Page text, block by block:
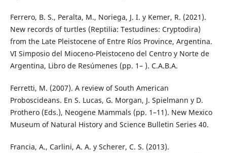
Ferrero, B. S., Peralta, M., Noriega, J. I. y Kemer, R. (2021).
New records of turtles (Reptilia: Testudines: Cryptodira)
from the Late Pleistocene of Entre Ríos Province, Argentina.
VI Simposio del Mioceno-Pleistoceno del Centro y Norte de
Argentina, Libro de Resúmenes (pp. 1– ). C.A.B.A.
Ferretti, M. (2007). A review of South American
Proboscideans. En S. Lucas, G. Morgan, J. Spielmann y D.
Prothero (Eds.), Neogene Mammals (pp. 1–11). New Mexico
Museum of Natural History and Science Bulletin Series 40.
Francia, A., Carlini, A. A. y Scherer, C. S. (2013).